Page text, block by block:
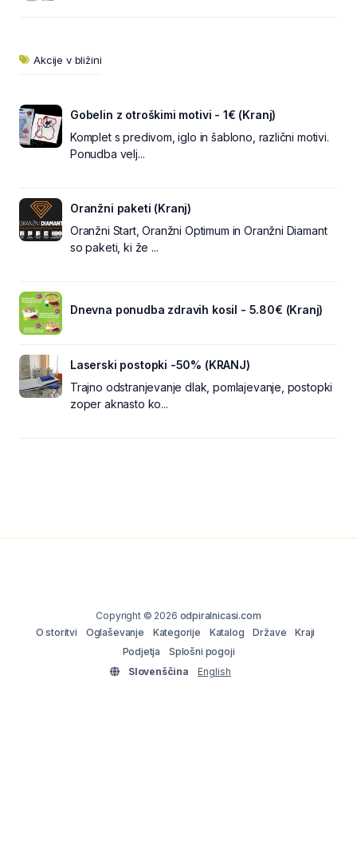
Akcije v bližini
Gobelin z otroškimi motivi - 1€ (Kranj)
Komplet s predivom, iglo in šablono, različni motivi.
Ponudba velj...
Oranžni paketi (Kranj)
Oranžni Start, Oranžni Optimum in Oranžni Diamant
so paketi, ki že ...
Dnevna ponudba zdravih kosil - 5.80€ (Kranj)
Laserski postopki -50% (KRANJ)
Trajno odstranjevanje dlak, pomlajevanje, postopki
zoper aknasto ko...
Copyright © 2026 odpiralnicasi.com
O storitvi
Oglaševanje Kategorije Katalog Države
Kraji
Podjetja
Splošni pogoji
Slovenščina
English